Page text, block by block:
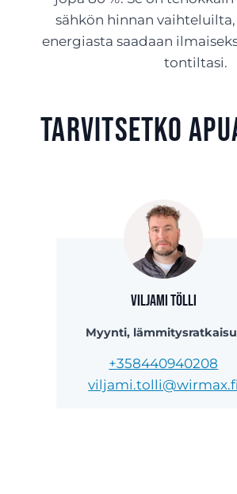
sähkön hinnan
energiasta saadaan
tontiltasi.
Tarvitsetko
Viljami Tölli
Myynti,
+358440940208
viljami.tolli@wirmax.fi